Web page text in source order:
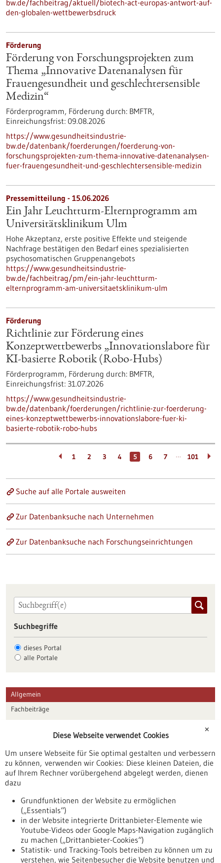
bw.de/fachbeitrag/aktuell/biotech-act-europas-antwort-auf-
den-globalen-wettbewerbsdruck
Förderung
Förderung von Forschungsprojekten zum
Thema „Innovative Datenanalysen für
Frauengesundheit und geschlechtersensible
Medizin“
Förderprogramm, Förderung durch: BMFTR,
Einreichungsfrist: 09.08.2026
https://www.gesundheitsindustrie-
bw.de/datenbank/foerderungen/foerderung-von-
forschungsprojekten-zum-thema-innovative-datenanalysen-
fuer-frauengesundheit-und-geschlechtersensible-medizin
Pressemitteilung - 15.06.2026
Ein Jahr Leuchtturm-​Elternprogramm am
Universitätsklinikum Ulm
Hohe Akzeptanz, erste positive Effekte und steigende
Nachfrage bestätigen den Bedarf eines spezialisierten
psychosomatischen Gruppenangebots
https://www.gesundheitsindustrie-
bw.de/fachbeitrag/pm/ein-jahr-leuchtturm-
elternprogramm-am-universitaetsklinikum-ulm
Förderung
Richtlinie zur Förderung eines
Konzeptwettbewerbs „Innovationslabore für
KI-basierte Robotik (Robo-Hubs)
Förderprogramm, Förderung durch: BMFTR,
Einreichungsfrist: 31.07.2026
https://www.gesundheitsindustrie-
bw.de/datenbank/foerderungen/richtlinie-zur-foerderung-
eines-konzeptwettbewerbs-innovationslabore-fuer-ki-
basierte-robotik-robo-hubs
1 2 3 4 5 6 7 … 101
Suche auf alle Portale ausweiten
Zur Datenbanksuche nach Unternehmen
Zur Datenbanksuche nach Forschungseinrichtungen
Suchbegriffe
dieses Portal
alle Portale
Allgemein
Fachbeiträge
Veranstaltungen
Erscheinungsdatum
✕
Diese Webseite verwendet Cookies
Um unsere Webseite für Sie optimal gestalten und verbessern
zu können, verwenden wir Cookies: Diese kleinen Dateien, die
auf Ihrem Rechner vorübergehend abgelegt werden, dienen
dazu
Grundfunktionen der Website zu ermöglichen
(„Essentials“)
in der Website integrierte Drittanbieter-Elemente wie
Youtube-Videos oder Google Maps-Navigation zugänglich
zu machen („Drittanbieter-Cookies“)
Statistik- und Tracking-Tools betreiben zu können um zu
verstehen, wie Seitenbesucher die Website benutzen und